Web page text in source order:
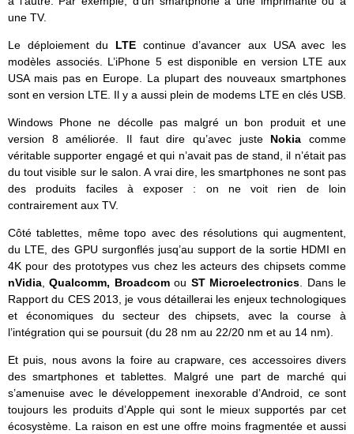
une TV.
Le déploiement du LTE continue d’avancer aux USA avec les
modèles associés. L’iPhone 5 est disponible en version LTE aux
USA mais pas en Europe. La plupart des nouveaux smartphones
sont en version LTE. Il y a aussi plein de modems LTE en clés USB.
Windows Phone ne décolle pas malgré un bon produit et une
version 8 améliorée. Il faut dire qu’avec juste Nokia comme
véritable supporter engagé et qui n’avait pas de stand, il n’était pas
du tout visible sur le salon. A vrai dire, les smartphones ne sont pas
des produits faciles à exposer : on ne voit rien de loin
contrairement aux TV.
Côté tablettes, même topo avec des résolutions qui augmentent,
du LTE, des GPU surgonflés jusq’au support de la sortie HDMI en
4K pour des prototypes vus chez les acteurs des chipsets comme
nVidia ,Qualcomm, Broadcomou ST Microelectronics . Dans le
Rapport du CES 2013, je vous détaillerai les enjeux technologiques
et économiques du secteur des chipsets, avec la course à
l’intégration qui se poursuit (du 28 nm au 22/20 nm et au 14 nm).
Et puis, nous avons la foire au crapware, ces accessoires divers
des smartphones et tablettes. Malgré une part de marché qui
s’amenuise avec le développement inexorable d’Android, ce sont
toujours les produits d’Apple qui sont le mieux supportés par cet
écosystème. La raison en est une offre moins fragmentée et aussi